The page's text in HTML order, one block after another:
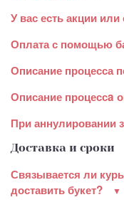
У вас есть акции или
Оплата с помощью
Описание процесса
Описание процессa
При аннулировании
Доставка и сроки
Связывается ли
доставить букет?